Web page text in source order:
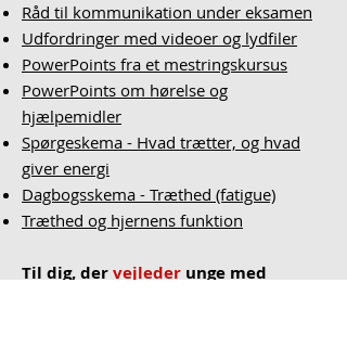
Råd til kommunikation under eksamen
Udfordringer med videoer og lydfiler
PowerPoints fra et mestringskursus
PowerPoints om hørelse og
hjælpemidler
Spørgeskema - Hvad trætter, og hvad
giver energi
Dagbogsskema - Træthed (fatigue)
Træthed og hjernens funktion
Til dig, dervejleder unge med